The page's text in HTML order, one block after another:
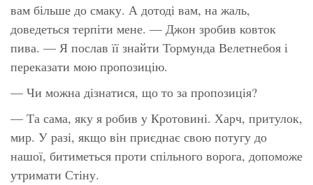
вам більше до смаку. А дотоді вам, на жаль,
доведеться терпіти мене. — Джон зробив ковток
пива. — Я послав її знайти Тормунда Велетнебоя і
переказати мою пропозицію.
— Чи можна дізнатися, що то за пропозиція?
— Та сама, яку я робив у Кротовині. Харч, притулок,
мир. У разі, якщо він приєднає свою потугу до
нашої, битиметься проти спільного ворога, допоможе
утримати Стіну.